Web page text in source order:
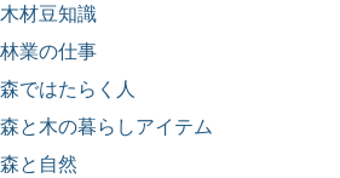
木材豆知識
林業の仕事
森ではたらく人
森と木の暮らしアイテム
森と自然